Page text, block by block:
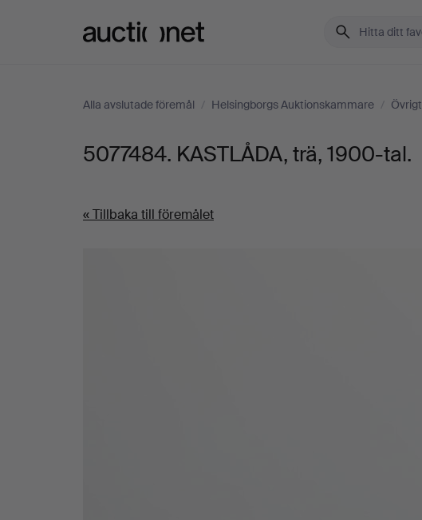
Alla avslutade föremål / Helsingborgs Auktionskammare / Övrigt
5077484. KASTLÅDA, trä, 1900-tal.
« Tillbaka till föremålet